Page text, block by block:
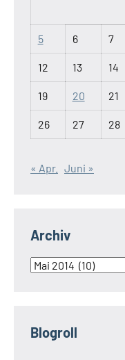
5 6 7
12 13 14
19 20 21
26 27 28
« Apr. Juni »
Archiv
Archiv
Blogroll